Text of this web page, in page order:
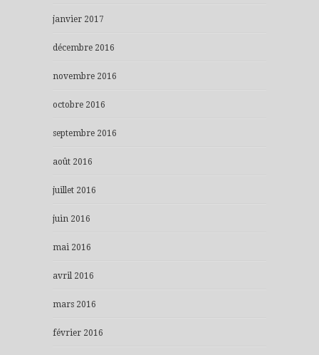
janvier 2017
décembre 2016
novembre 2016
octobre 2016
septembre 2016
août 2016
juillet 2016
juin 2016
mai 2016
avril 2016
mars 2016
février 2016